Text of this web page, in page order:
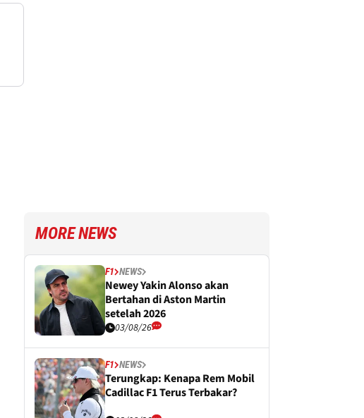
MORE NEWS
F1 NEWS
Newey Yakin Alonso akan
Bertahan di Aston Martin
setelah 2026
03/08/26
F1 NEWS
Terungkap: Kenapa Rem Mobil
Cadillac F1 Terus Terbakar?